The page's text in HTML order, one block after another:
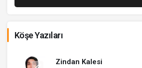
Köşe Yazıları
Zindan Kalesi